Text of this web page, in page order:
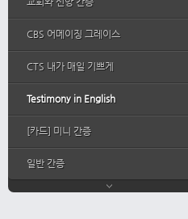
CBS 어메이징 그레이스
CTS 내가 매일 기쁘게
Testimony in English
[카드] 미니 간증
일반 간증